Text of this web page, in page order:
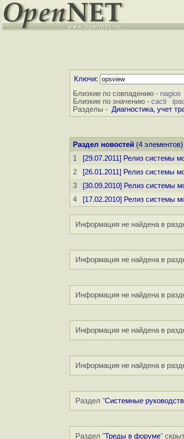
Ключи:
Близкие по совпадению - nagios
Близкие по значению - cacti
Разделы - Диагностика, учет
Раздел новостей (4 элементов)
1
[29.07.2011] Релиз системы
2
[26.01.2011] Релиз системы
3
[30.09.2010] Релиз системы
4
[17.02.2010] Релиз системы
Информация не найдена в
Информация не найдена в
Информация не найдена в
Информация не найдена в
Информация не найдена в
Раздел "Системные
Раздел "Треды в форуме"